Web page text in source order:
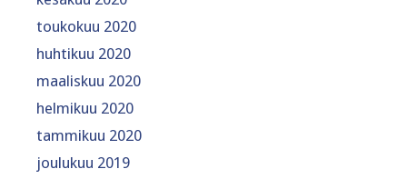
toukokuu 2020
huhtikuu 2020
maaliskuu 2020
helmikuu 2020
tammikuu 2020
joulukuu 2019